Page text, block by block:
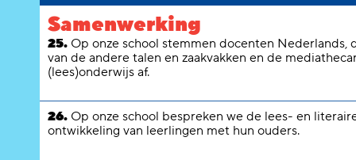
Samenwerking
25. Op onze school stemmen docenten Nederlands,
van de andere talen en zaakvakken en de
(lees)onderwijs af.
26. Op onze school bespreken we de lees- en
ontwikkeling van leerlingen met hun ouders.